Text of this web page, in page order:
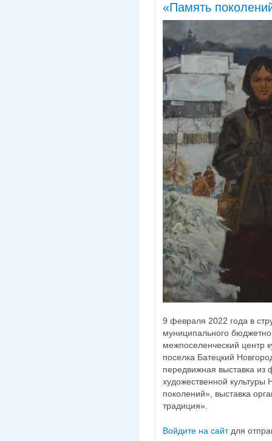
«Память
9 февраля 2022 года в
муниципального
межпоселенческий центр
поселка Батецкий
передвижная выставка из
художественной культуры
поколений», выставка
традиция».
Войдите на сайтдля